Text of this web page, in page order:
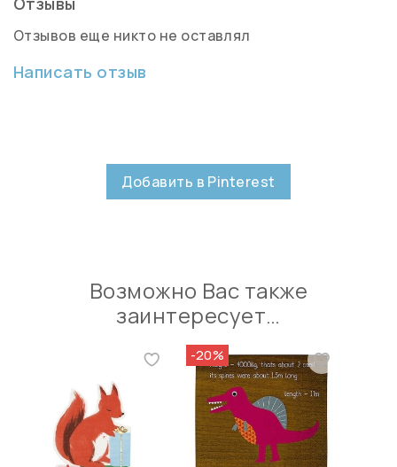
Отзывов еще никто не оставлял
Написать отзыв
Добавить в Pinterest
Возможно Вас также
заинтересует…
-20%